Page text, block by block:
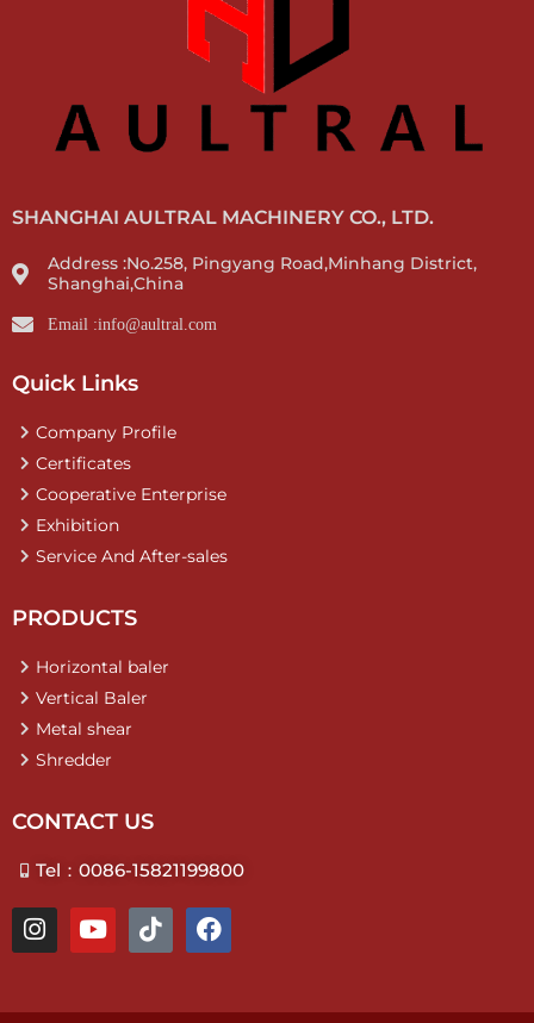
SHANGHAI AULTRAL MACHINERY CO., LTD.
Address :No.258, Pingyang Road,Minhang District,
Shanghai,China
Email :info@aultral.com
Quick Links
Company Profile
Certificates
Cooperative Enterprise
Exhibition
Service And After-sales
PRODUCTS
Horizontal baler
Vertical Baler
Metal shear
Shredder
CONTACT US
Tel：0086-15821199800
I
n
Y
o
T
i
F
a